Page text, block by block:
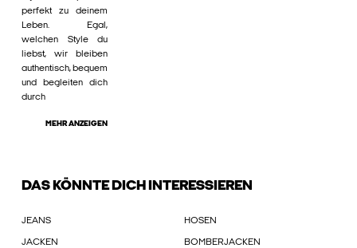
perfekt zu deinem
Leben. Egal,
welchen Style du
liebst, wir bleiben
authentisch, bequem
und begleiten dich
durch
MEHR ANZEIGEN
DAS KÖNNTE DICH INTERESSIEREN
JEANS HOSEN
JACKEN BOMBERJACKEN